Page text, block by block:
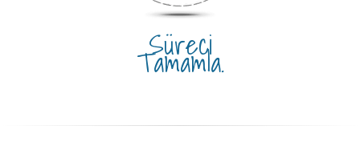
Süreci
Tamamla.